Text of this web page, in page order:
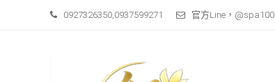
0927326350,0937599271 官方Line，@spa100